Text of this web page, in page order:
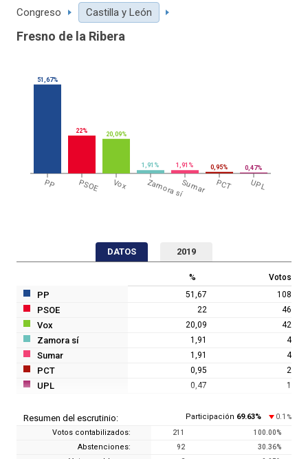
Congreso Castilla y León
Fresno de la Ribera
PP PSOE Vox Zamora síSumar PCT UPL
51,67%
22% 20,09%
1,91% 1,91% 0,95% 0,47%
DATOS 2019
% Votos
PP 51,67 108
PSOE 22 46
Vox 20,09 42
Zamora sí 1,91 4
Sumar 1,91 4
PCT 0,95 2
UPL 0,47 1
Resumen del escrutinio: Participación 69.63% 0.1 %
Votos contabilizados: 211 100.00%
Abstenciones: 92 30.36%